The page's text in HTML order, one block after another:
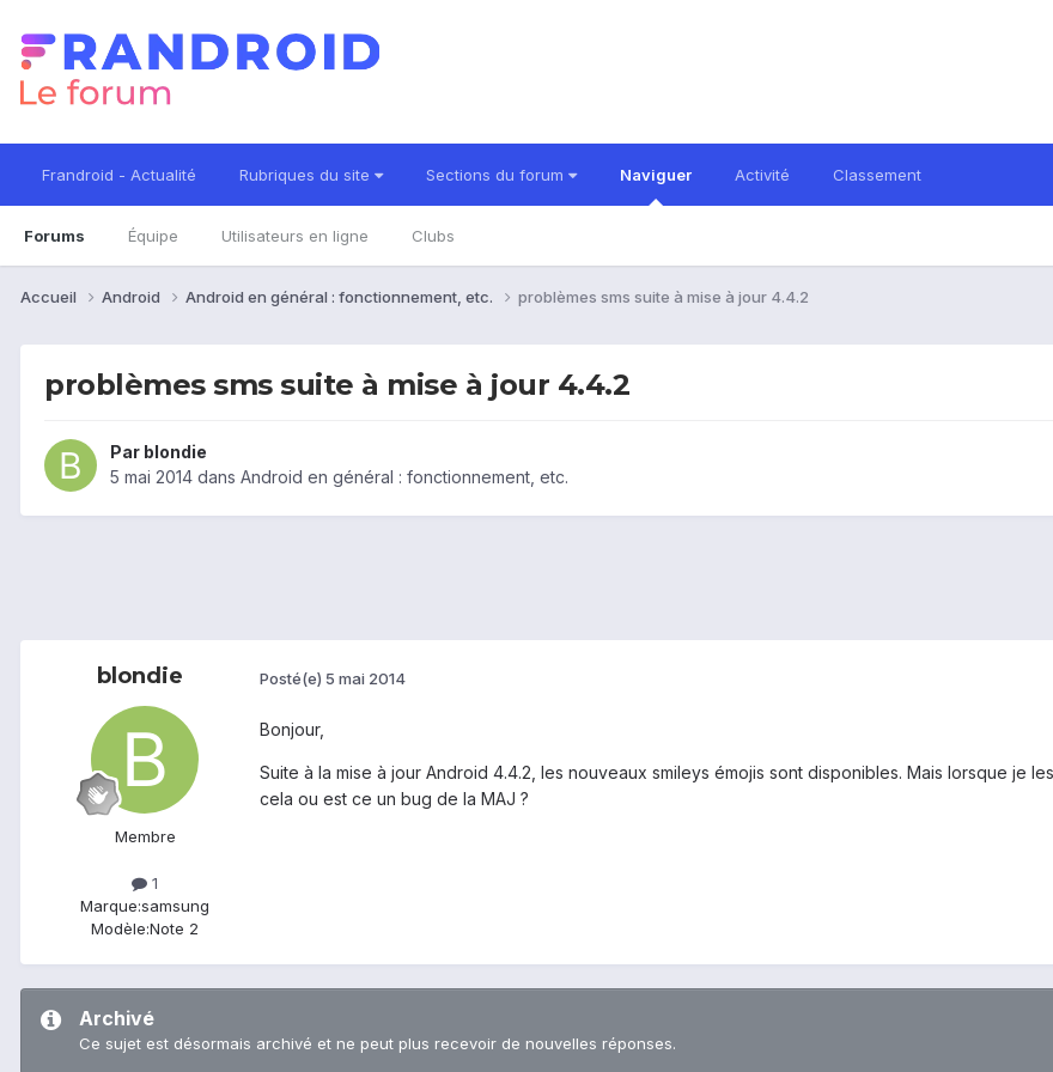
Frandroid - Actualité Rubriques du site Sections du forum Naviguer
Forums Équipe Utilisateurs en ligne Clubs
Activité Classement
Accueil Android Android en général : fonctionnement, etc. problèmes sms suite à mise à jour 4.4.2
problèmes sms suite à mise à jour 4.4.2
Par blondie
5 mai 2014 dans Android en général : fonctionnement, etc.
blondie
Membre
1
Marque:samsung
Modèle:Note 2
Posté(e) 5 mai 2014
Bonjour,
Suite à la mise à jour Android 4.4.2, les nouveaux smileys émojis sont disponibles. Mais lorsque je
cela ou est ce un bug de la MAJ ?
Archivé
Ce sujet est désormais archivé et ne peut plus recevoir de nouvelles réponses.